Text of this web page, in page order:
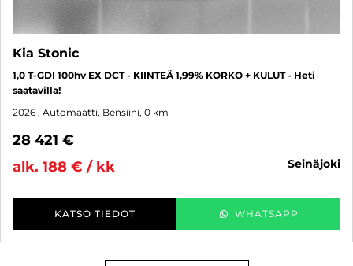
Kia Stonic
1,0 T-GDI 100hv EX DCT - KIINTEÄ 1,99% KORKO + KULUT - Heti
saatavilla!
2026 , Automaatti, Bensiini, 0 km
28 421 €
alk. 188 € / kk
seinäjoki
KATSO TIEDOT WHATSAPP